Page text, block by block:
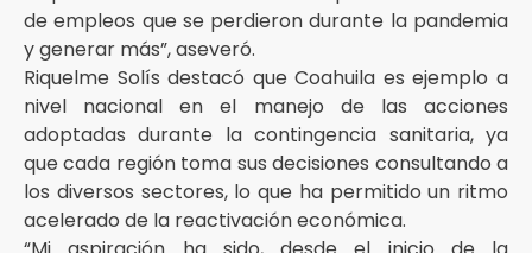
de empleos que se perdieron durante la pandemia
y generar más”, aseveró.
Riquelme Solís destacó que Coahuila es ejemplo a
nivel nacional en el manejo de las acciones
adoptadas durante la contingencia sanitaria, ya
que cada región toma sus decisiones consultando a
los diversos sectores, lo que ha permitido un ritmo
acelerado de la reactivación económica.